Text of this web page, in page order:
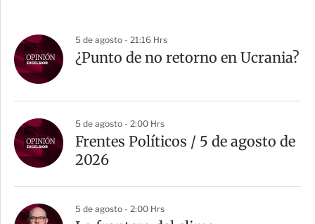
5 de agosto - 21:16 Hrs
¿Punto de no retorno en Ucrania?
5 de agosto - 2:00 Hrs
Frentes Políticos / 5 de agosto de
2026
5 de agosto - 2:00 Hrs